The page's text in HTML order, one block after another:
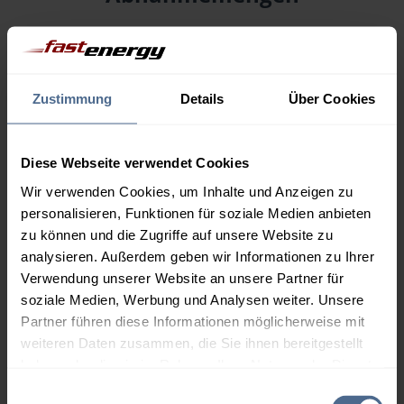
Zustimmung Details Über Cookies
Diese Webseite verwendet Cookies
Wir verwenden Cookies, um Inhalte und Anzeigen zu
personalisieren, Funktionen für soziale Medien anbieten
zu können und die Zugriffe auf unsere Website zu
analysieren. Außerdem geben wir Informationen zu Ihrer
Verwendung unserer Website an unsere Partner für
soziale Medien, Werbung und Analysen weiter. Unsere
Partner führen diese Informationen möglicherweise mit
weiteren Daten zusammen, die Sie ihnen bereitgestellt
Menge
1.000 Liter – 0,60 €
2.000 Liter
161,10 €
3.000 Liter
159,03 €
159,63 €
– 0,60 €
5.000 Liter
157,51 €
158,11 €
– 0,60 €
Preise für Heizöl in Standardqualität nach Ö-Norm C 1109 in € / 100
Liter inkl. MwSt. und Lieferung bei einer Lieferstelle.